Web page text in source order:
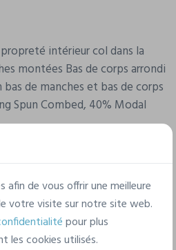
intérieur col dans la
montées Bas de corps arrondi
de manches et bas de corps
Spun Combed, 40% Modal
afin de vous offrir une meilleure
votre visite sur notre site web.
pour plus
les cookies utilisés.